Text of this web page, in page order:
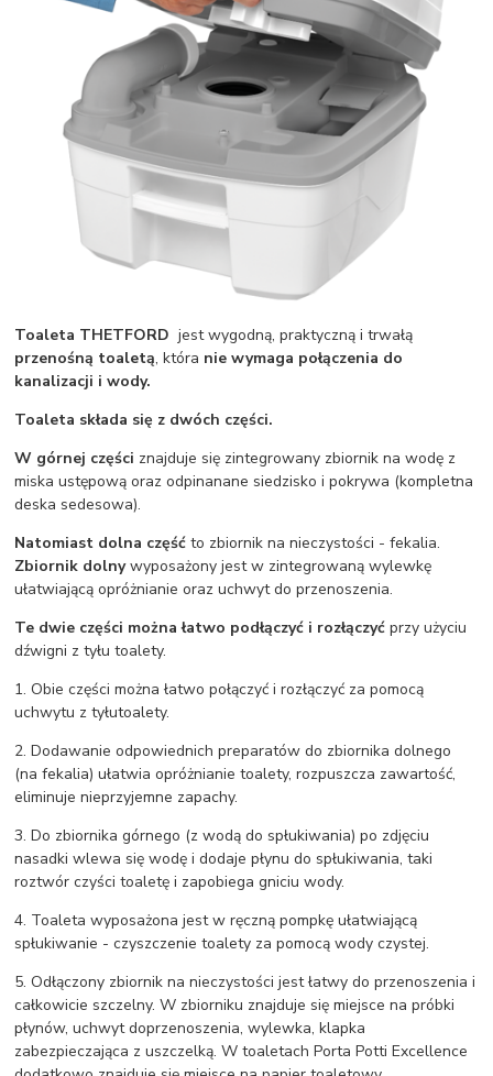
Toaleta THETFORD jest wygodną, praktyczną i trwałą
przenośną toaletą, która nie wymaga połączenia do
kanalizacji i wody.
Toaleta składa się z dwóch części.
W górnej części znajduje się zintegrowany zbiornik na wodę z
miska ustępową oraz odpinanane siedzisko i pokrywa (kompletna
deska sedesowa).
Natomiast dolna część to zbiornik na nieczystości - fekalia.
Zbiornik dolnywyposażony jest w zintegrowaną wylewkę
ułatwiającą opróżnianie oraz uchwyt do przenoszenia.
Te dwie części można łatwo podłączyć i rozłączyć przy użyciu
dźwigni z tyłu toalety.
1. Obie części można łatwo połączyć i rozłączyć za pomocą
uchwytu z tyłutoalety.
2. Dodawanie odpowiednich preparatów do zbiornika dolnego
(na fekalia) ułatwia opróżnianie toalety, rozpuszcza zawartość,
eliminuje nieprzyjemne zapachy.
3. Do zbiornika górnego (z wodą do spłukiwania) po zdjęciu
nasadki wlewa się wodę i dodaje płynu do spłukiwania, taki
roztwór czyści toaletę i zapobiega gniciu wody.
4. Toaleta wyposażona jest w ręczną pompkę ułatwiającą
spłukiwanie - czyszczenie toalety za pomocą wody czystej.
5. Odłączony zbiornik na nieczystości jest łatwy do przenoszenia i
całkowicie szczelny. W zbiorniku znajduje się miejsce na próbki
płynów, uchwyt doprzenoszenia, wylewka, klapka
zabezpieczająca z uszczelką. W toaletach Porta Potti Excellence